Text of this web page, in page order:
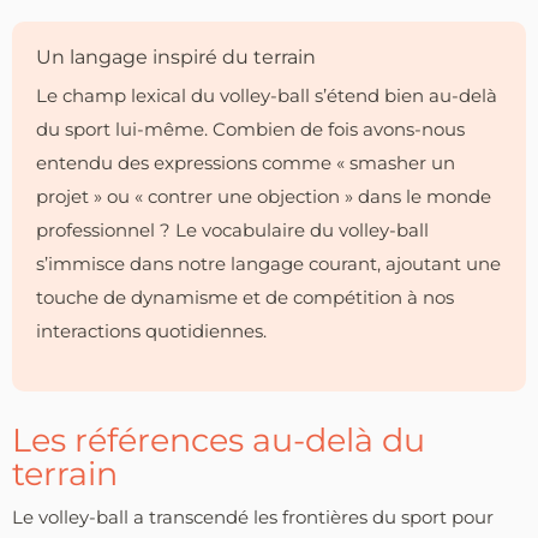
Un langage inspiré du terrain
Le champ lexical du volley-ball s’étend bien au-delà
du sport lui-même. Combien de fois avons-nous
entendu des expressions comme « smasher un
projet » ou « contrer une objection » dans le monde
professionnel ? Le vocabulaire du volley-ball
s’immisce dans notre langage courant, ajoutant une
touche de dynamisme et de compétition à nos
interactions quotidiennes.
Les références au-delà du
terrain
Le volley-ball a transcendé les frontières du sport pour